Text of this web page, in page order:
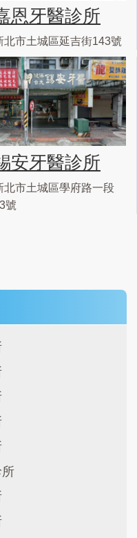
恩牙醫診所
北市土城區延吉街143號
安牙醫診所
北市土城區學府路一段
號